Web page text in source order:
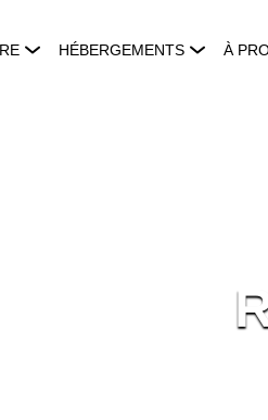
HÉBERGEMENTS À